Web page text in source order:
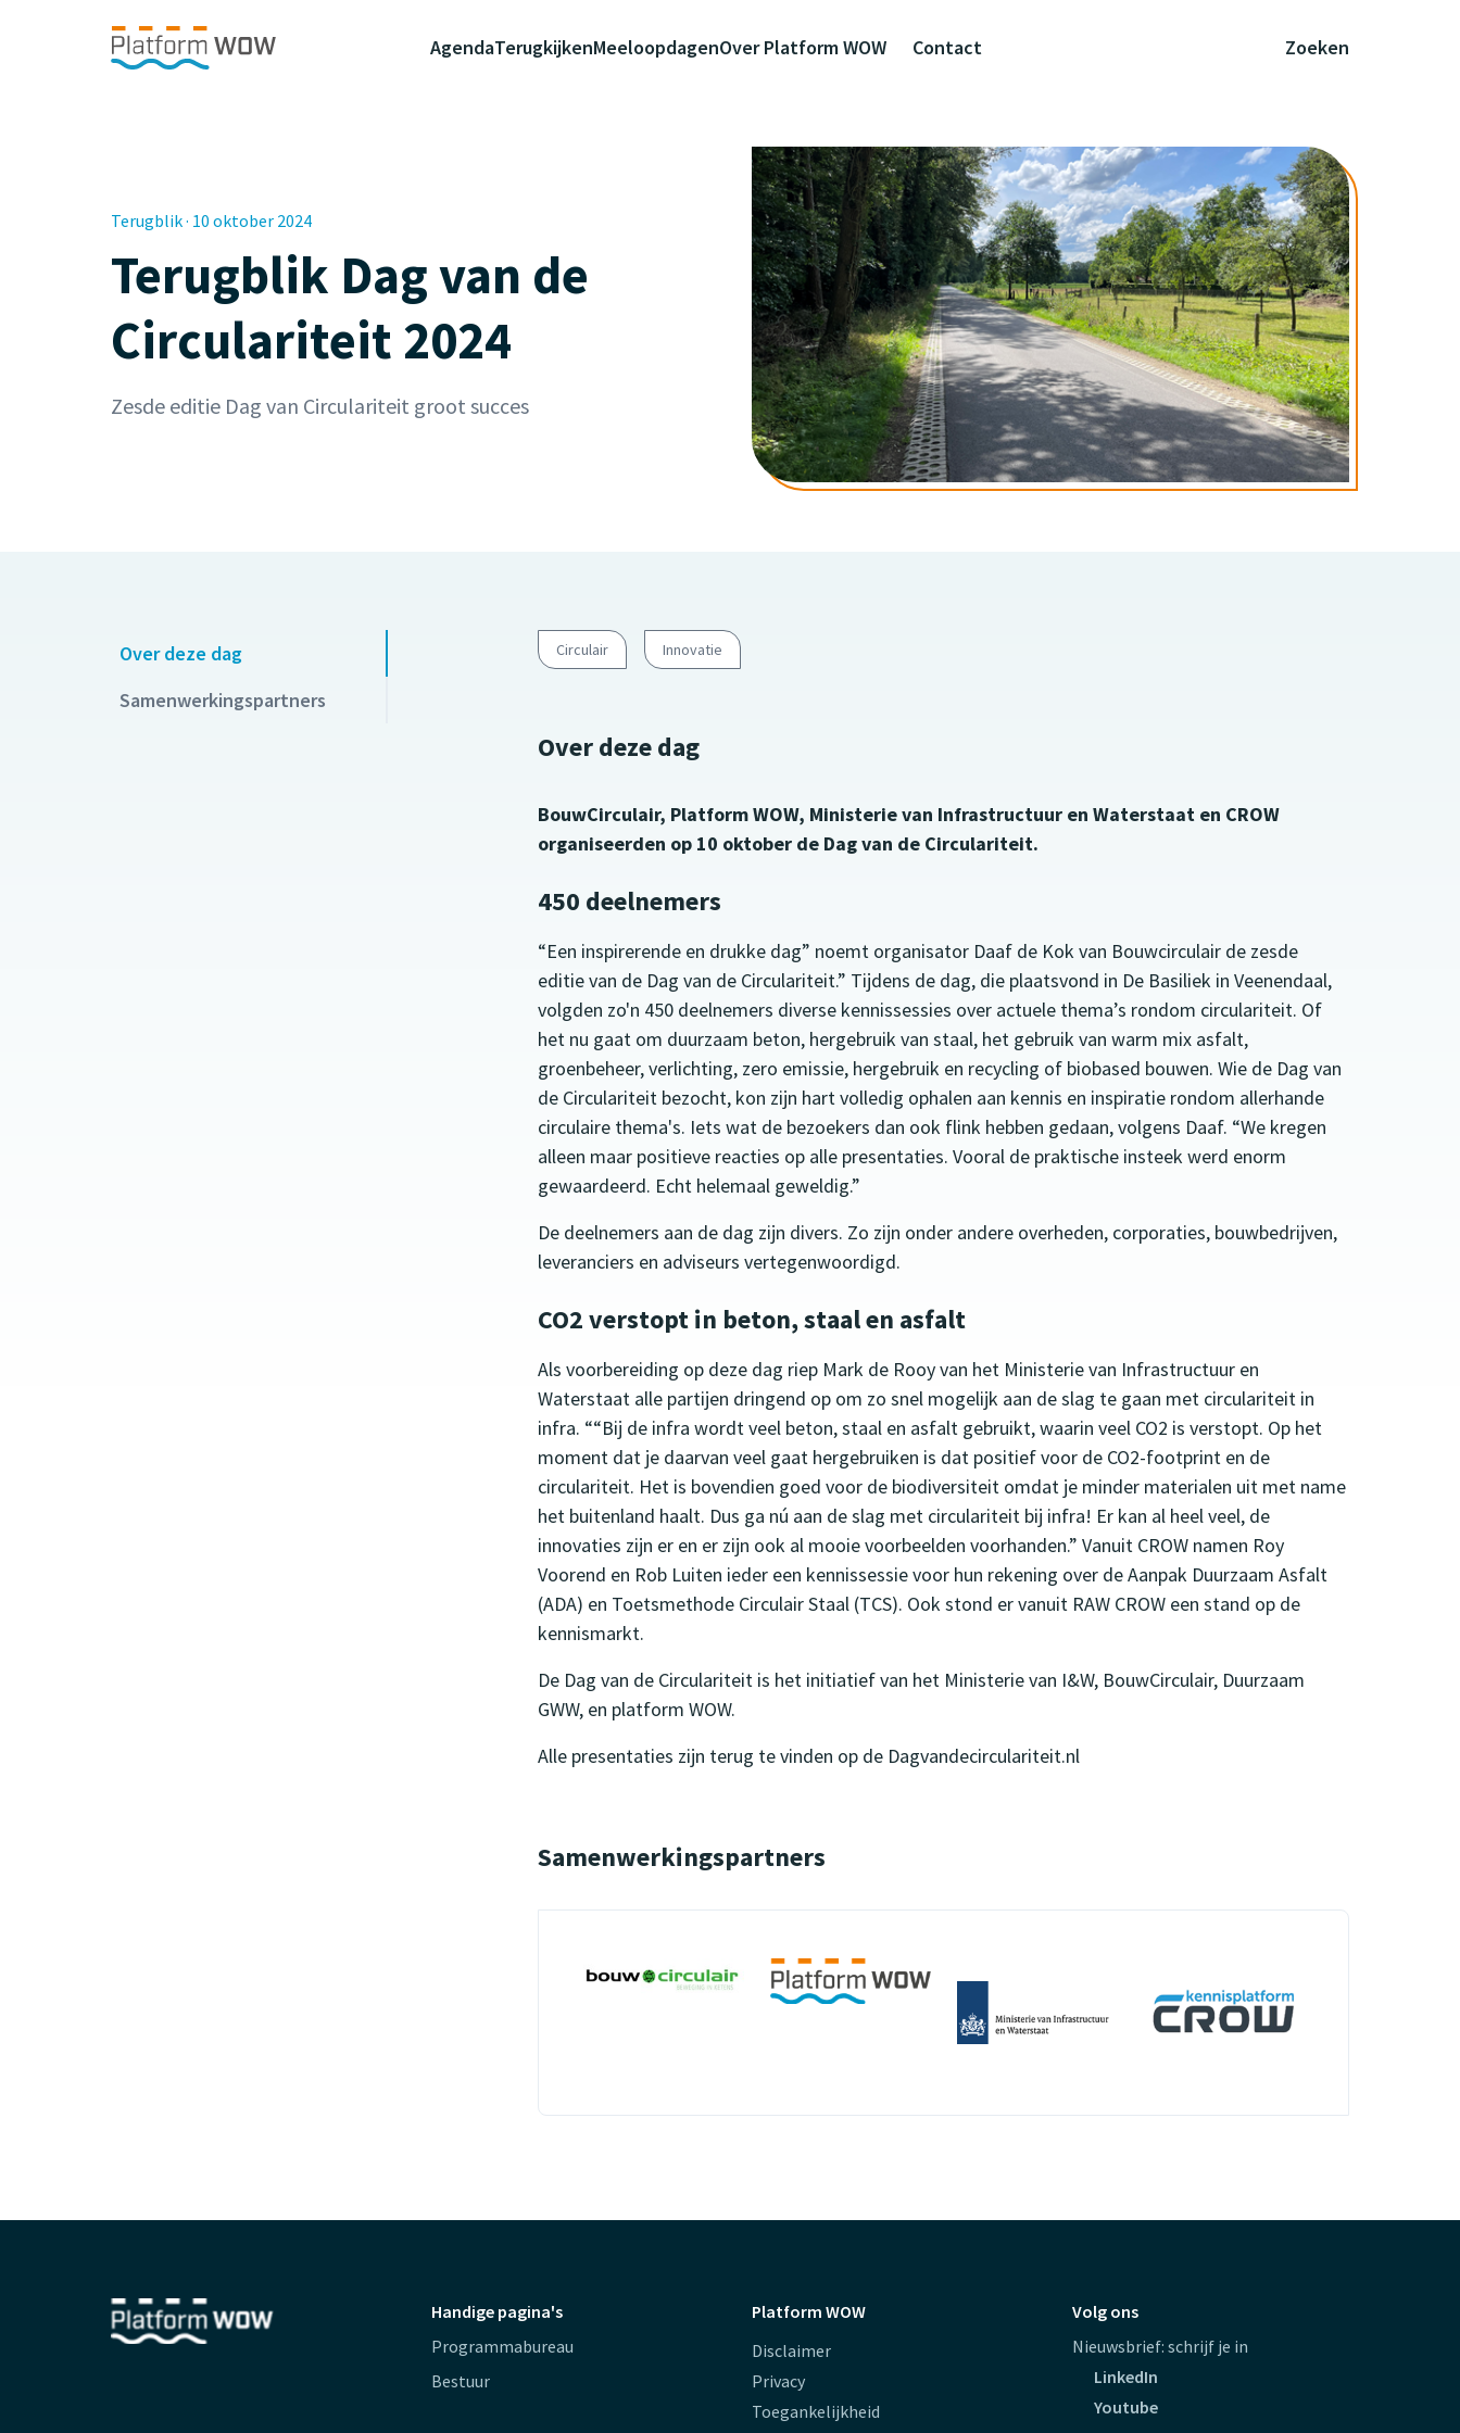
AgendaTerugkijkenMeeloopdagenOver Platform WOW Contact Zoeken
Terugblik · 10 oktober 2024
Terugblik Dag van de
Circulariteit 2024
Zesde editie Dag van Circulariteit groot succes
Over deze dag
Samenwerkingspartners
Circulair Innovatie
Over deze dag
BouwCirculair, Platform WOW, Ministerie van Infrastructuur en Waterstaat en CROW
organiseerden op 10 oktober de Dag van de Circulariteit.
450 deelnemers
“Een inspirerende en drukke dag” noemt organisator Daaf de Kok van Bouwcirculair de zesde
editie van de Dag van de Circulariteit.” Tijdens de dag, die plaatsvond in De Basiliek in Veenendaal,
volgden zo'n 450 deelnemers diverse kennissessies over actuele thema’s rondom circulariteit. Of
het nu gaat om duurzaam beton, hergebruik van staal, het gebruik van warm mix asfalt,
groenbeheer, verlichting, zero emissie, hergebruik en recycling of biobased bouwen. Wie de Dag van
de Circulariteit bezocht, kon zijn hart volledig ophalen aan kennis en inspiratie rondom allerhande
circulaire thema's. Iets wat de bezoekers dan ook flink hebben gedaan, volgens Daaf. “We kregen
alleen maar positieve reacties op alle presentaties. Vooral de praktische insteek werd enorm
gewaardeerd. Echt helemaal geweldig.”
De deelnemers aan de dag zijn divers. Zo zijn onder andere overheden, corporaties, bouwbedrijven,
leveranciers en adviseurs vertegenwoordigd.
CO2 verstopt in beton, staal en asfalt
Als voorbereiding op deze dag riep Mark de Rooy van het Ministerie van Infrastructuur en
Waterstaat alle partijen dringend op om zo snel mogelijk aan de slag te gaan met circulariteit in
infra. ““Bij de infra wordt veel beton, staal en asfalt gebruikt, waarin veel CO2 is verstopt. Op het
moment dat je daarvan veel gaat hergebruiken is dat positief voor de CO2-footprint en de
circulariteit. Het is bovendien goed voor de biodiversiteit omdat je minder materialen uit met name
het buitenland haalt. Dus ga nú aan de slag met circulariteit bij infra! Er kan al heel veel, de
innovaties zijn er en er zijn ook al mooie voorbeelden voorhanden.” Vanuit CROW namen Roy
Voorend en Rob Luiten ieder een kennissessie voor hun rekening over de Aanpak Duurzaam Asfalt
(ADA) en Toetsmethode Circulair Staal (TCS). Ook stond er vanuit RAW CROW een stand op de
kennismarkt.
De Dag van de Circulariteit is het initiatief van het Ministerie van I&W, BouwCirculair, Duurzaam
GWW, en platform WOW.
Alle presentaties zijn terug te vinden op de Dagvandecirculariteit.nl
Samenwerkingspartners
Handige pagina's
Programmabureau
Bestuur
Platform WOW
Disclaimer
Privacy
Toegankelijkheid
Volg ons
Nieuwsbrief: schrijf je in
LinkedIn
Youtube